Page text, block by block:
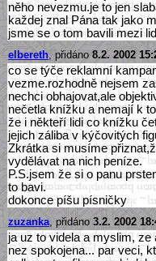
něho nevezmu.je to jen
každej znal Pána tak jako
jsme se o tom bavili mezi
elbereth, přidáno 8.2. 2002
co se týče reklamní
vezme.rozhodně nejsem
nechci obhajovat,ale
nečetla knížku a nemají k
že i někteří lidi co knížku
jejich záliba v kýčovitých
Zkrátka si musíme
vydělávat na nich peníze.
P.S.jsem že si o panu
to bavi.
dokonce píšu písničky
zuzanka, přidáno 3.2. 2002
ja uz to videla a myslim,
nez spokojena... par veci,